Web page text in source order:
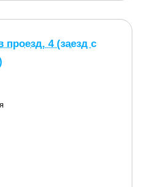
4 (заезд с